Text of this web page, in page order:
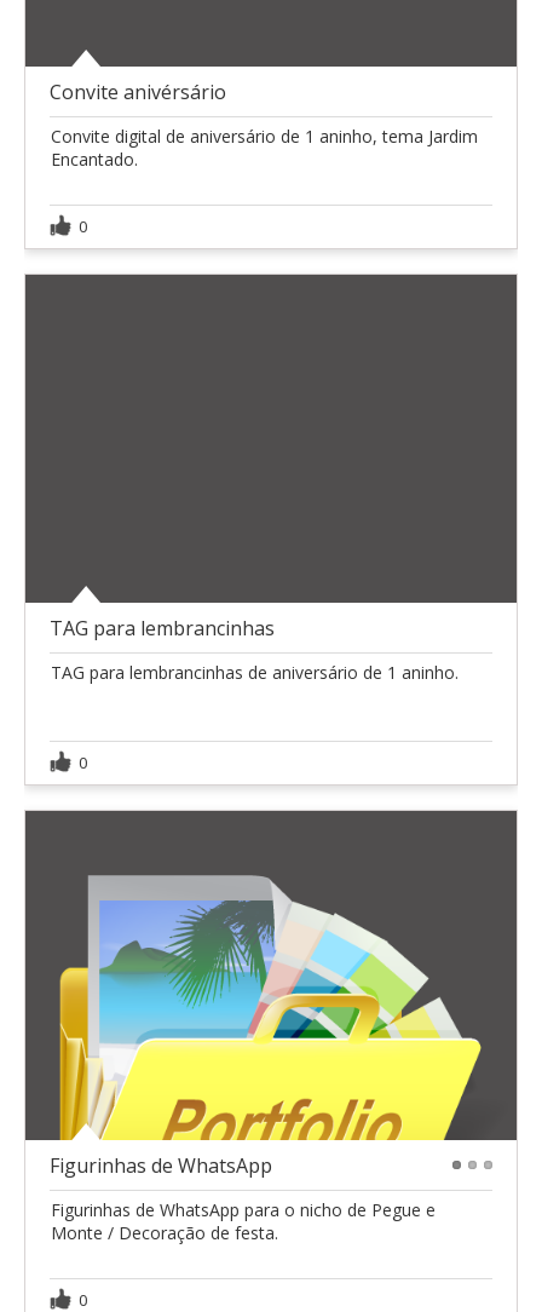
Convite anivérsário
Convite digital de aniversário de 1 aninho, tema Jardim
Encantado.
0
TAG para lembrancinhas
TAG para lembrancinhas de aniversário de 1 aninho.
0
Figurinhas de WhatsApp
Figurinhas de WhatsApp para o nicho de Pegue e
Monte / Decoração de festa.
0